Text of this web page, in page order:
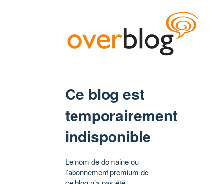
Ce blog est
temporairement
indisponible
Le nom de domaine ou
l’abonnement premium de